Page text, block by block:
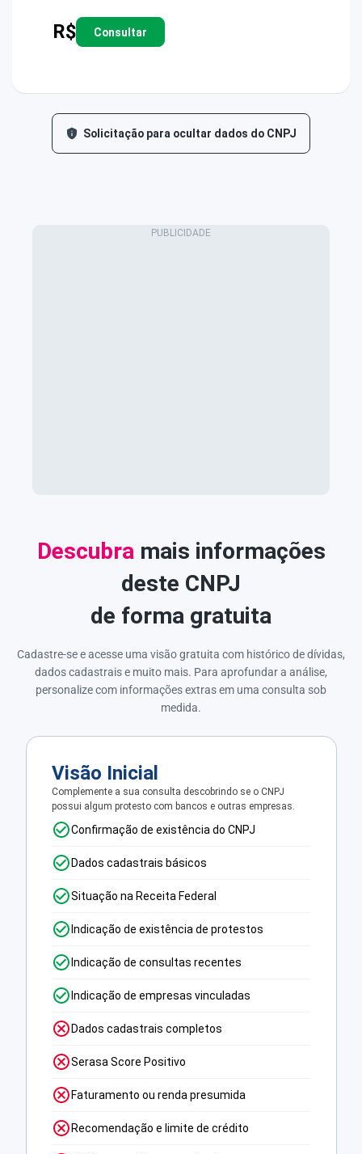
R$ Consultar
Solicitação para ocultar dados do CNPJ
Descubra mais informações
deste CNPJ
de forma gratuita
Cadastre-se e acesse uma visão gratuita com histórico de dívidas,
dados cadastrais e muito mais. Para aprofundar a análise,
personalize com informações extras em uma consulta sob
medida.
Visão Inicial
Complemente a sua consulta descobrindo se o CNPJ
possui algum protesto com bancos e outras empresas.
Confirmação de existência do CNPJ
Dados cadastrais básicos
Situação na Receita Federal
Indicação de existência de protestos
Indicação de consultas recentes
Indicação de empresas vinculadas
Dados cadastrais completos
Serasa Score Positivo
Faturamento ou renda presumida
Recomendação e limite de crédito